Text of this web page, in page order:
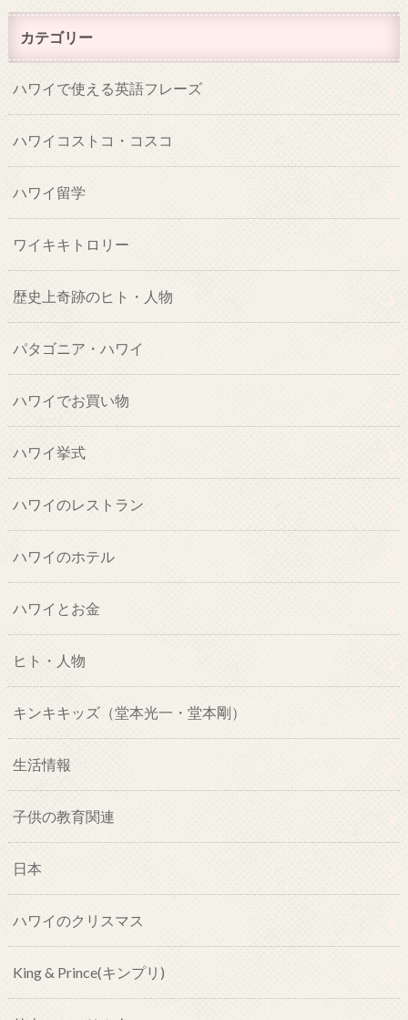
カテゴリー
ハワイで使える英語フレーズ
ハワイコストコ・コスコ
ハワイ留学
ワイキキトロリー
歴史上奇跡のヒト・人物
パタゴニア・ハワイ
ハワイでお買い物
ハワイ挙式
ハワイのレストラン
ハワイのホテル
ハワイとお金
ヒト・人物
キンキキッズ（堂本光一・堂本剛）
生活情報
子供の教育関連
日本
ハワイのクリスマス
King & Prince(キンプリ)